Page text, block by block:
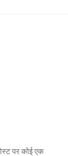
पर कोई एक